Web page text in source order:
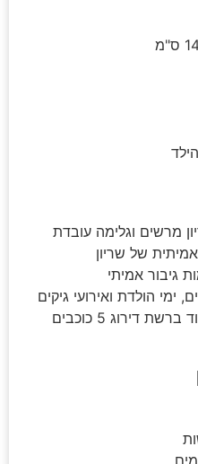
מרשים וגלימה עובדת
של שריון
גיבור אמיתי
ימי הולדת ואירועי גיקים
• מוצר עם ביקורות חיוביות מאוד ברשת דירוג 5 כוכבים